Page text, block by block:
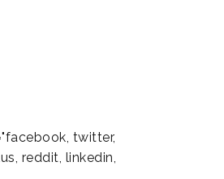
twitter,
reddit, linkedin,